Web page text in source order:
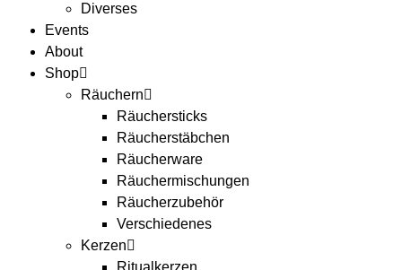
Diverses
Events
About
Shop
Räuchern
Räuchersticks
Räucherstäbchen
Räucherware
Räuchermischungen
Räucherzubehör
Verschiedenes
Kerzen
Ritualkerzen